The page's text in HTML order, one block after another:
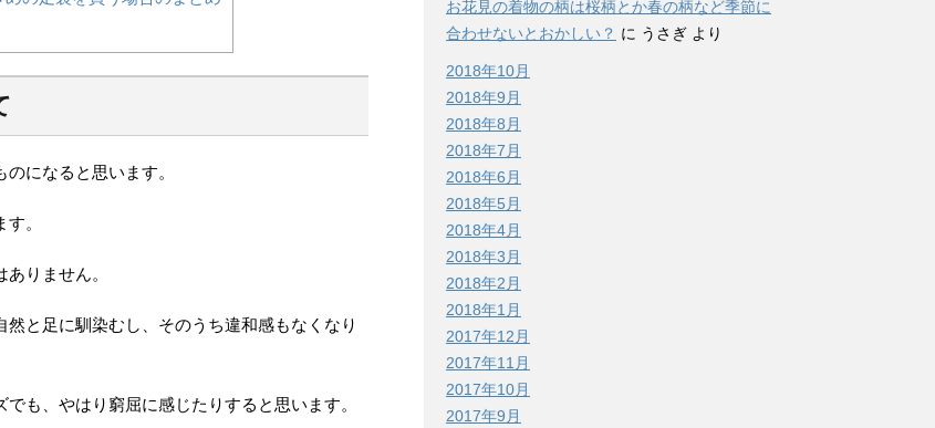
になると思います。
。
りません。
と足に馴染むし、そのうち違和感もなくなり
も、やはり窮屈に感じたりすると思います。
お花見の着物の柄は桜柄とか春の柄など季節に
合わせないとおかしい？ に うさぎ より
2018年10月
2018年9月
2018年8月
2018年7月
2018年6月
2018年5月
2018年4月
2018年3月
2018年2月
2018年1月
2017年12月
2017年11月
2017年10月
2017年9月